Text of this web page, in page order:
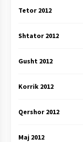
Tetor 2012
Shtator 2012
Gusht 2012
Korrik 2012
Qershor 2012
Maj 2012